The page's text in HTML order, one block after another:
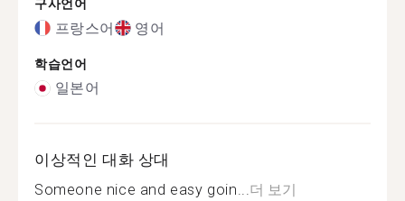
구사언어
프랑스어 영어
학습언어
일본어
이상적인 대화 상대
Someone nice and easy goin...더 보기